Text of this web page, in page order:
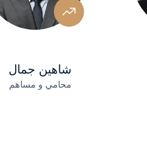
شاهين جمال
محامي و مساهم